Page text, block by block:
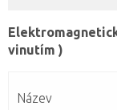
vinutím )
Název